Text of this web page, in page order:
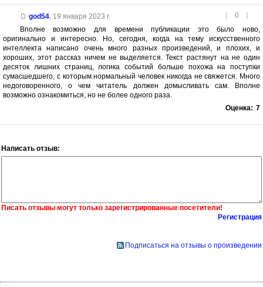
[ 0 ]
god54, 19 января 2023 г.
Вполне возможно для времени публикации это было ново,
оригинально и интересно. Но, сегодня, когда на тему искусственного
интеллекта написано очень много разных произведений, и плохих, и
хороших, этот рассказ ничем не выделяется. Текст растянут на не один
десяток лишних страниц, логика событий больше похожа на поступки
сумасшедшего, с которым нормальный человек никогда не свяжется. Много
недоговоренного, о чем читатель должен домысливать сам. Вполне
возможно ознакомиться, но не более одного раза.
Оценка: 7
Написать отзыв:
Писать отзывы могут только зарегистрированные посетители!
Регистрация
Подписаться на отзывы о произведении